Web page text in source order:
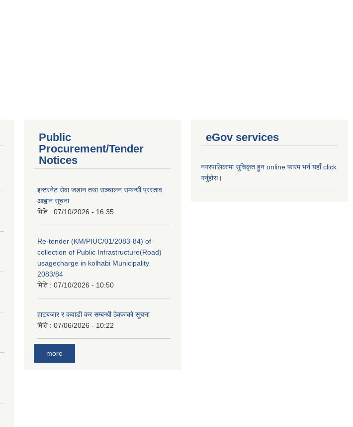
Public
Procurement/Tender
Notices
इन्टरनेट सेवा जडान तथा सञ्चालन सम्बन्धी प्रस्ताव
आह्वान सूचना
मिति : 07/10/2026 - 16:35
Re-tender (KM/PIUC/01/2083-84) of
collection of Public Infrastructure(Road)
usagecharge in kolhabi Municipality
2083/84
मिति : 07/10/2026 - 10:50
हाटबजार र कवाडी कर सम्बन्धी ठेक्काको सूचना
मिति : 07/06/2026 - 10:22
more
eGov services
नगरपालिकामा सुचिकृत हुन online फारम भर्न यहाँ click
गर्नुहोस।